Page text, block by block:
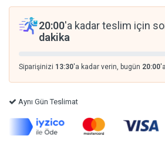
20:00'a kadar teslim için
dakika
Siparişinizi 13:30'a kadar verin, bugün 20:00
Aynı Gün Teslimat